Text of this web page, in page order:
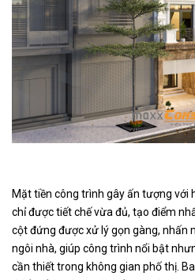
Mặt tiền công trình gây ấn tượng với
chỉ được tiết chế vừa đủ, tạo điểm
cột đứng được xử lý gọn gàng, nhấn
ngôi nhà, giúp công trình nổi bật
cần thiết trong không gian phố thị.